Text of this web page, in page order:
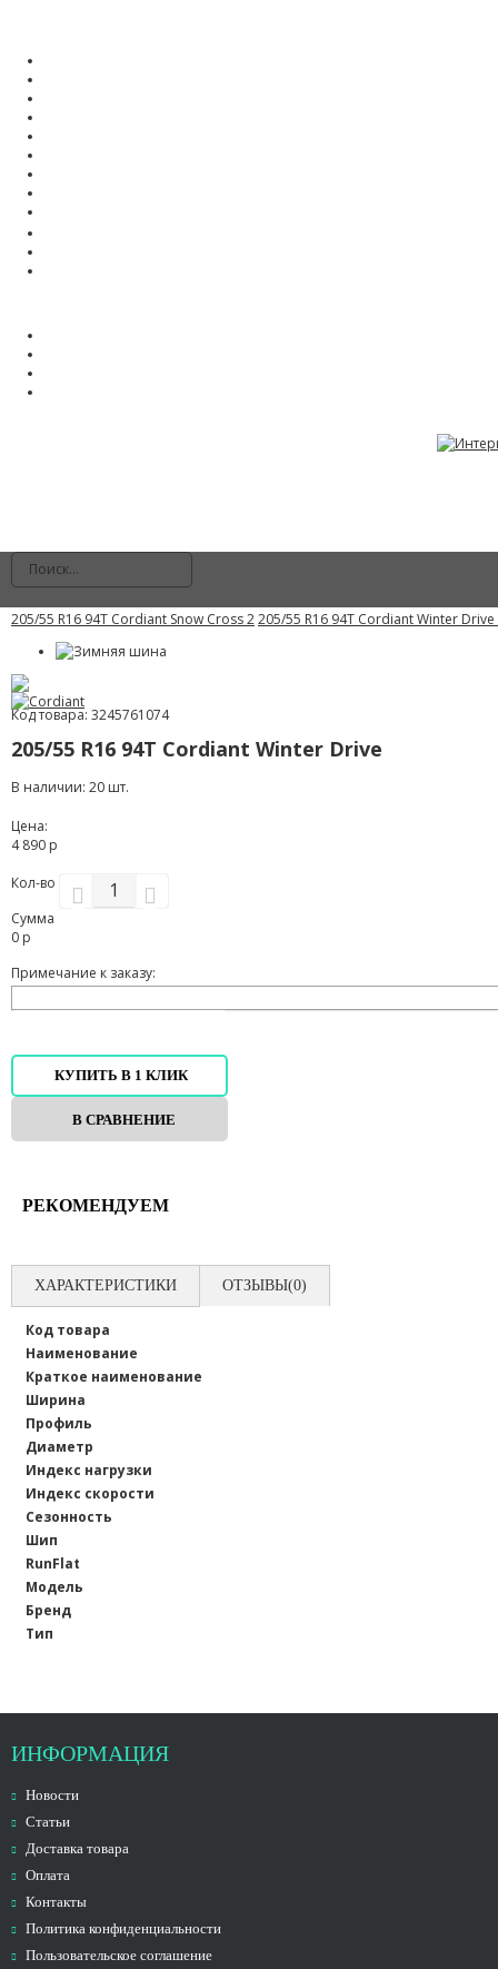
205/55 R16 94T Cordiant Snow Cross 2205/55 R16 94T Cordiant Winter Drive
Код товара: 3245761074
205/55 R16 94T Cordiant Winter Drive
В наличии: 20 шт.
Цена:
4 890 р
Кол-во
Сумма
0 р
Примечание к заказу:
КУПИТЬ В 1 КЛИК
В СРАВНЕНИЕ
РЕКОМЕНДУЕМ
ХАРАКТЕРИСТИКИ ОТЗЫВЫ(0)
Код товара
Наименование
Краткое наименование
Ширина
Профиль
Диаметр
Индекс нагрузки
Индекс скорости
Сезонность
Шип
RunFlat
Модель
Бренд
Тип
ИНФОРМАЦИЯ
Новости
Статьи
Доставка товара
Оплата
Контакты
Политика конфиденциальности
Пользовательское соглашение